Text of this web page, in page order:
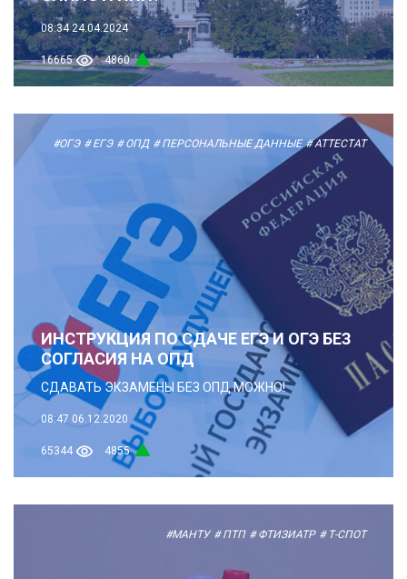
08:34 24.04.2024
16665 4860
#ОГЭ # ЕГЭ # ОПД # ПЕРСОНАЛЬНЫЕ ДАННЫЕ # АТТЕСТАТ
ИНСТРУКЦИЯ ПО СДАЧЕ ЕГЭ И ОГЭ БЕЗ
СОГЛАСИЯ НА ОПД
СДАВАТЬ ЭКЗАМЕНЫ БЕЗ ОПД МОЖНО!
08:47 06.12.2020
65344 4855
#МАНТУ # ПТП # ФТИЗИАТР # Т-СПОТ